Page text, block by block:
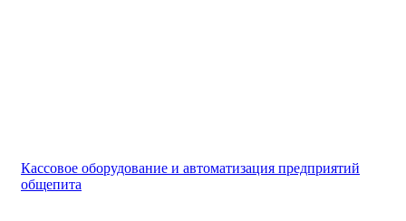
Кассовое оборудование и автоматизация предприятий
общепита